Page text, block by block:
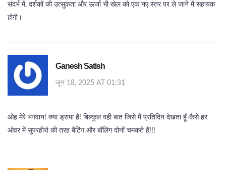
संदर्भ में, दर्शकों की उत्सुकता और ऊर्जा भी खेल को एक नए स्तर पर ले जाने में सहायक
होगी।
Ganesh Satish
जून 18, 2025 AT 01:31
ओह मेरे भगवान! क्या ड्रामा है! बिल्कुल वही बात जिसे मैं प्रतिदिन देखता हूँ-कैसे हर
ओवर में सुपरहीरो की तरह बैटिंग और बॉलिंग दोनों चमकते हैं!!!